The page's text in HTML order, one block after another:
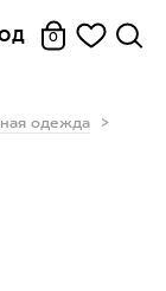
0
одежда